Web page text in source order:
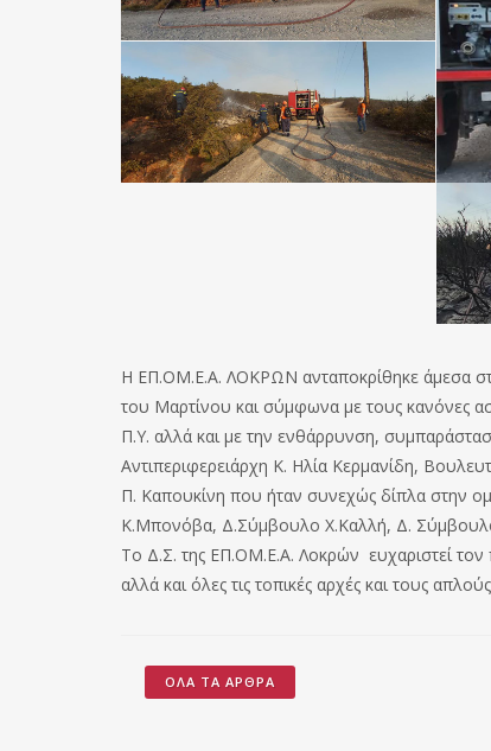
Η ΕΠ.ΟΜ.Ε.Α. ΛΟΚΡΩΝ ανταποκρίθηκε άμεσα
του Μαρτίνου και σύμφωνα με τους κανόνες
Π.Υ. αλλά και με την ενθάρρυνση,
Αντιπεριφερειάρχη Κ. Ηλία Κερμανίδη,
Π. Καπουκίνη που ήταν συνεχώς δίπλα στην
Κ.Μπονόβα, Δ.Σύμβουλο Χ.Καλλή, Δ.
Το Δ.Σ. της ΕΠ.ΟΜ.Ε.Α. Λοκρών ευχαριστεί τον
αλλά και όλες τις τοπικές αρχές και τους
ΌΛΑ ΤΑ ΆΡΘΡΑ